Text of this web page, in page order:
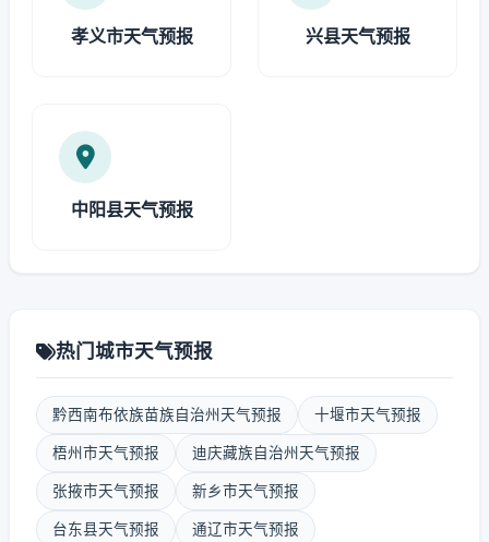
孝义市天气预报 兴县天气预报
中阳县天气预报
热门城市天气预报
黔西南布依族苗族自治州天气预报 十堰市天气预报
梧州市天气预报 迪庆藏族自治州天气预报
张掖市天气预报 新乡市天气预报
台东县天气预报 通辽市天气预报